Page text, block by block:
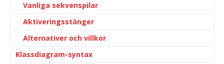
Vanliga sekvenspilar
Aktiveringsstänger
Alternativer och villkor
Klassdiagram-syntax